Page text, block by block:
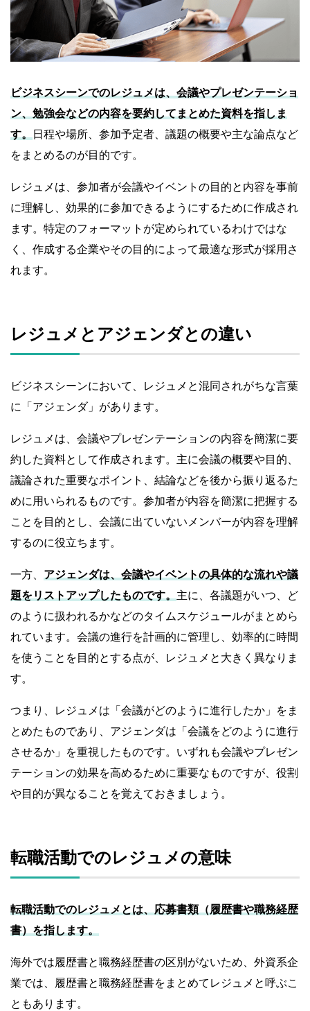
ビジネスシーンでのレジュメは、会議やプレゼンテーショ
ン、勉強会などの内容を要約してまとめた資料を指しま
す。
日程や場所、参加予定者、議題の概要や主な論点など
をまとめるのが目的です。
レジュメは、参加者が会議やイベントの目的と内容を事前
に理解し、効果的に参加できるようにするために作成され
ます。特定のフォーマットが定められているわけではな
く、作成する企業やその目的によって最適な形式が採用さ
れます。
レジュメとアジェンダとの違い
ビジネスシーンにおいて、レジュメと混同されがちな言葉
に「アジェンダ」があります。
レジュメは、会議やプレゼンテーションの内容を簡潔に要
約した資料として作成されます。主に会議の概要や目的、
議論された重要なポイント、結論などを後から振り返るた
めに用いられるものです。参加者が内容を簡潔に把握する
ことを目的とし、会議に出ていないメンバーが内容を理解
するのに役立ちます。
一方、 アジェンダは、会議やイベントの具体的な流れや議
題をリストアップしたものです。 主に、各議題がいつ、ど
のように扱われるかなどのタイムスケジュールがまとめら
れています。会議の進行を計画的に管理し、効率的に時間
を使うことを目的とする点が、レジュメと大きく異なりま
す。
つまり、レジュメは「会議がどのように進行したか」をま
とめたものであり、アジェンダは「会議をどのように進行
させるか」を重視したものです。いずれも会議やプレゼン
テーションの効果を高めるために重要なものですが、役割
や目的が異なることを覚えておきましょう。
転職活動でのレジュメの意味
転職活動でのレジュメとは、応募書類（履歴書や職務経歴
書）を指します。
海外では履歴書と職務経歴書の区別がないため、外資系企
業では、履歴書と職務経歴書をまとめてレジュメと呼ぶこ
ともあります。